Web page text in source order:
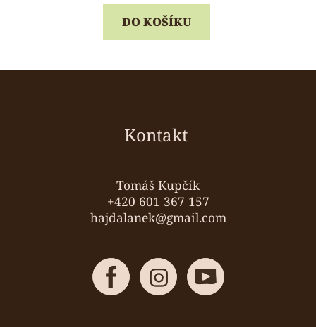
5,0
z
DO KOŠÍKU
Kontakt
Tomáš Kupčík
+420 601 367 157
hajdalanek@gmail.com